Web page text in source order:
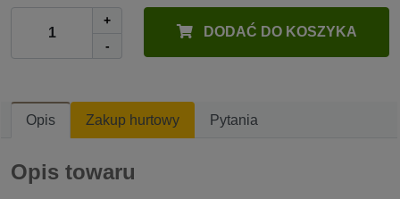
+
-
DODAĆ DO KOSZYKA
Opis Zakup hurtowy Pytania
Opis towaru